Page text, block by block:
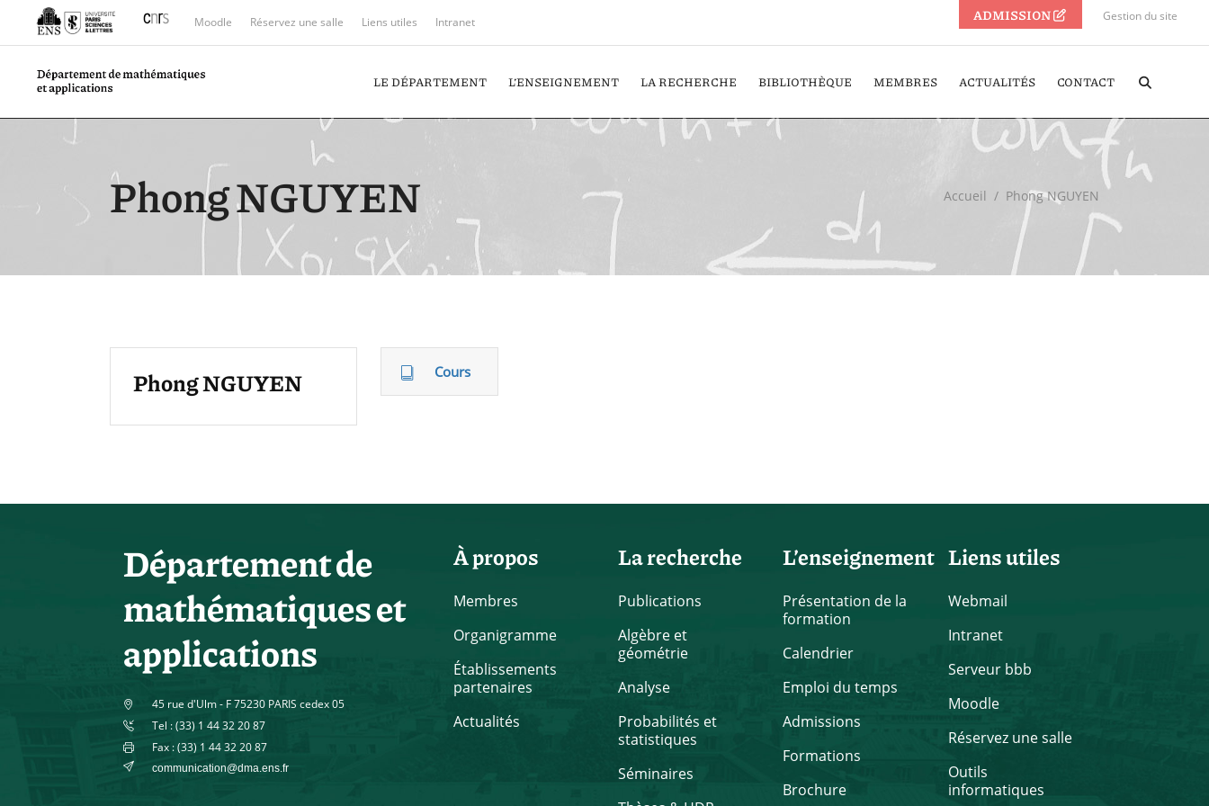
Moodle Réservez une salle Liens utiles Intranet ADMISSION Gestion du site
LE DÉPARTEMENT L’ENSEIGNEMENT LA RECHERCHE BIBLIOTHÈQUE MEMBRES ACTUALITÉS CONTACT
Phong NGUYEN Accueil / Phong NGUYEN
Phong NGUYEN Cours
Département de
mathématiques et
applications
45 rue d'Ulm - F 75230 PARIS cedex 05
Tel : (33) 1 44 32 20 87
Fax : (33) 1 44 32 20 87
communication@dma.ens.fr
À propos
Membres
Organigramme
Établissements
partenaires
Actualités
La recherche
Publications
Algèbre et
géométrie
Analyse
Probabilités et
statistiques
Séminaires
L’enseignement
Présentation de la
formation
Calendrier
Emploi du temps
Admissions
Formations
Brochure
Liens utiles
Webmail
Intranet
Serveur bbb
Moodle
Réservez une salle
Outils
informatiques